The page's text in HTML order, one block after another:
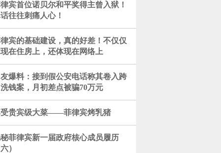
宾首位诺贝尔和平奖得主曾入狱！
往往刺痛人心！
宾的基础建设，真的好差！不仅仅
在住房上，还体现在网络上
爆料：接到假公安电话称其卷入跨
钱案，月初差点被骗70万元
贵宾级大菜——菲律宾烤乳猪
菲律宾新一届政府核心成员履历
）